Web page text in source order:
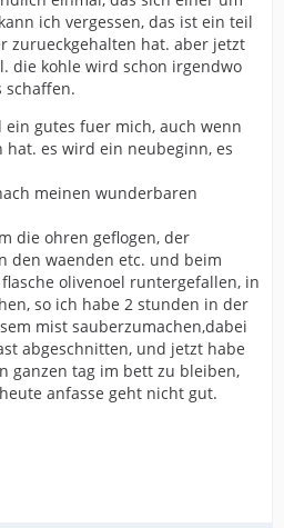
ich vergessen, das ist ein teil
zurueckgehalten hat. aber jetzt
die kohle wird schon irgendwo
schaffen.
gutes fuer mich, auch wenn
hat. es wird ein neubeginn, es
meinen wunderbaren
die ohren geflogen, der
den waenden etc. und beim
olivenoel runtergefallen, in
so ich habe 2 stunden in der
mist sauberzumachen,dabei
abgeschnitten, und jetzt habe
ganzen tag im bett zu bleiben,
anfasse geht nicht gut.